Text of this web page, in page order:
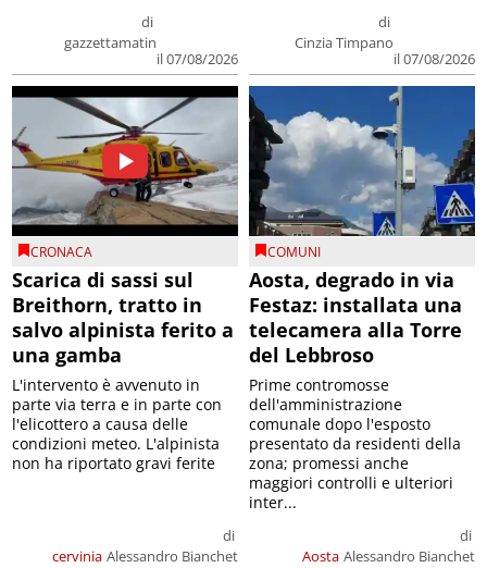
di
gazzettamatin
il 07/08/2026
di
Cinzia Timpano
il 07/08/2026
CRONACA
Scarica di sassi sul
Breithorn, tratto in
salvo alpinista ferito a
una gamba
cervinia
di
Alessandro Bianchet
L'intervento è avvenuto in
parte via terra e in parte con
l'elicottero a causa delle
condizioni meteo. L'alpinista
non ha riportato gravi ferite
COMUNI
Aosta, degrado in via
Festaz: installata una
telecamera alla Torre
del Lebbroso
Aosta
di
Alessandro Bianchet
Prime contromosse
dell'amministrazione
comunale dopo l'esposto
presentato da residenti della
zona; promessi anche
maggiori controlli e ulteriori
inter...